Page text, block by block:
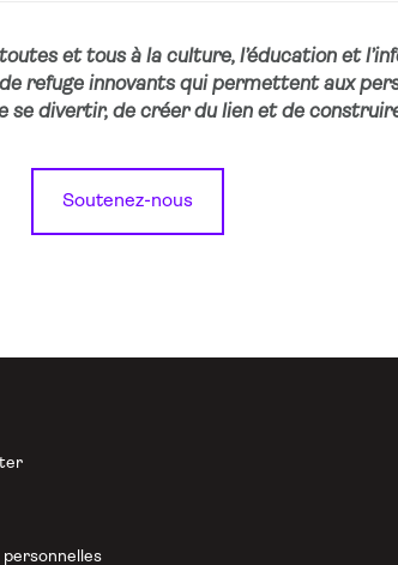
et tous à la culture, l’éducation et
refuge innovants qui permettent aux
se divertir, de créer du lien et de
Soutenez-nous